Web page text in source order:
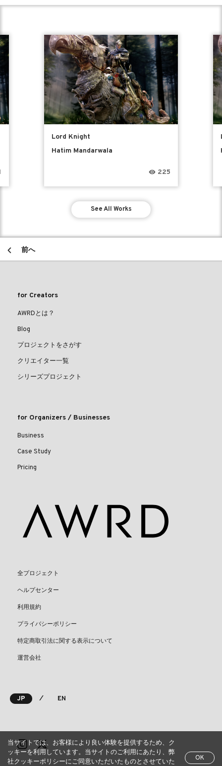
Lord Knight
Hatim Mandarwala
225
See All Works
前へ
for Creators
AWRDとは？
Blog
プロジェクトをさがす
クリエイター一覧
シリーズプロジェクト
for Organizers / Businesses
Business
Case Study
Pricing
全プロジェクト
ヘルプセンター
利用規約
プライバシーポリシー
特定商取引法に関する表示について
運営会社
JP ⁄ EN
当サイトでは、お客様により良い体験を提供するため、ク
ッキーを利用しています。当サイトのご利用にあたり、弊
社クッキーポリシーにご同意いただいたものとさせていた
OK